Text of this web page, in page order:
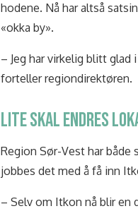
hodene. Nå har altså
«okka by».
– Jeg har virkelig blitt glad
forteller regiondirektøren.
LITE SKAL ENDRES
Region Sør-Vest har både
jobbes det med å få inn
– Selv om Itkon nå blir en